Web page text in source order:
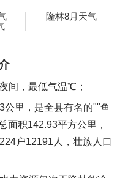
隆林8月天气
间，最低气温℃；
里，是全县有名的""鱼
面积142.93平方公里，
户12191人，壮族人口